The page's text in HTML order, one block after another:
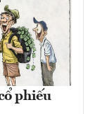
phiếu